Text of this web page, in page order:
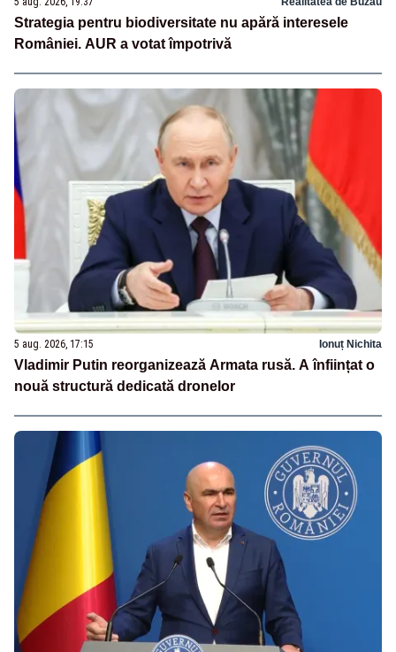
Strategia pentru biodiversitate nu apără interesele
României. AUR a votat împotrivă
5 aug. 2026, 17:15 Ionuț Nichita
Vladimir Putin reorganizează Armata rusă. A înființat o
nouă structură dedicată dronelor